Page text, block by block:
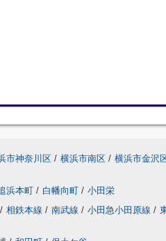
市神奈川区 / 横浜市南区 / 横浜市金沢
浜本町 / 白幡向町 / 小田栄
/ 相鉄本線 / 南武線 / 小田急小田原線 /